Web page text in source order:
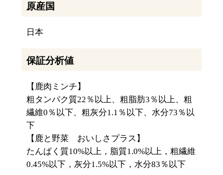
原産国
日本
保証分析値
【鹿肉ミンチ】
粗タンパク質22％以上、粗脂肪3％以上、粗
繊維0％以下、粗灰分1.1％以下、水分73％以
下
【鹿と野菜 おいしさプラス】
たんぱく質10%以上，脂質1.0%以上，粗繊維
0.45%以下，灰分1.5%以下，水分83％以下